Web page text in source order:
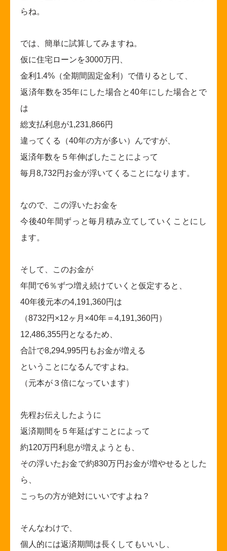
らね。
では、簡単に試算してみますね。
仮に住宅ローンを3000万円、
金利1.4%（全期間固定金利）で借りるとして、
返済年数を35年にした場合と40年にした場合とで
は
総支払利息が1,231,866円
違ってくる（40年の方が多い）んですが、
返済年数を５年伸ばしたことによって
毎月8,732円お金が浮いてくることになります。
なので、この浮いたお金を
今後40年間ずっと毎月積み立てしていくことにし
ます。
そして、このお金が
年間で6％ずつ増え続けていくと仮定すると、
40年後元本の4,191,360円は
（8732円×12ヶ月×40年＝4,191,360円）
12,486,355円となるため、
合計で8,294,995円もお金が増える
ということになるんですよね。
（元本が３倍になっています）
先程お伝えしたように
返済期間を５年延ばすことによって
約120万円利息が増えようとも、
その浮いたお金で約830万円お金が増やせるとした
ら、
こっちの方が絶対にいいですよね？
そんなわけで、
個人的には返済期間は長くしてもいいし、